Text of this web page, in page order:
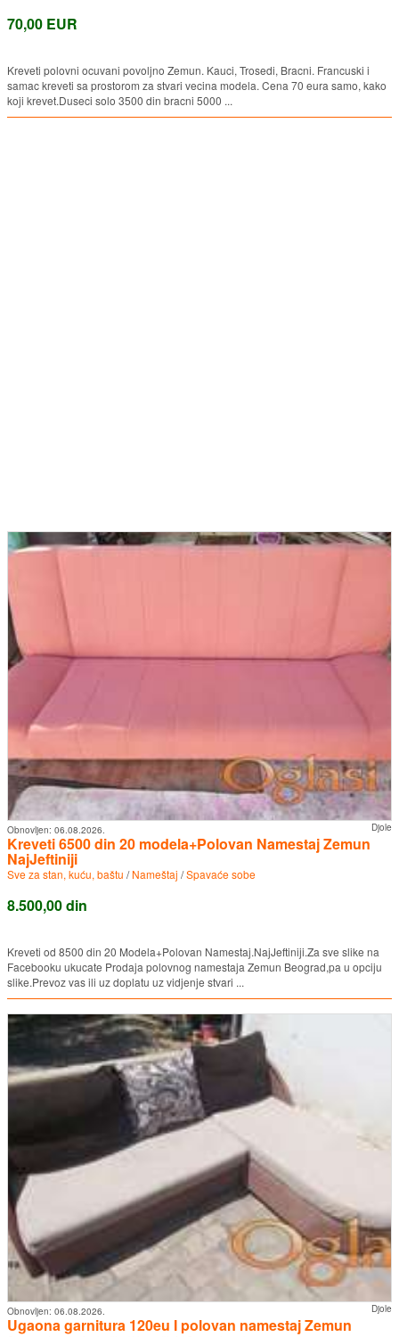
70,00 EUR
Kreveti polovni ocuvani povoljno Zemun. Kauci, Trosedi, Bracni. Francuski i
samac kreveti sa prostorom za stvari vecina modela. Cena 70 eura samo, kako
koji krevet.Duseci solo 3500 din bracni 5000 ...
Djole
Obnovljen: 06.08.2026.
Kreveti 6500 din 20 modela+Polovan Namestaj Zemun
NajJeftiniji
Sve za stan, kuću, baštu /Nameštaj /Spavaće sobe
8.500,00 din
Kreveti od 8500 din 20 Modela+Polovan Namestaj.NajJeftiniji.Za sve slike na
Facebooku ukucate Prodaja polovnog namestaja Zemun Beograd,pa u opciju
slike.Prevoz vas ili uz doplatu uz vidjenje stvari ...
Djole
Obnovljen: 06.08.2026.
Ugaona garnitura 120eu I polovan namestaj Zemun